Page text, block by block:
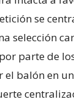
se
selección
parte de
balón en